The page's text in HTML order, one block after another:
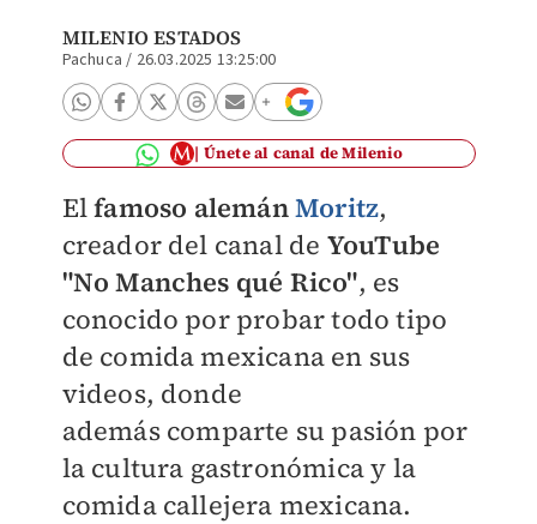
MILENIO ESTADOS
Pachuca / 26.03.2025 13:25:00
Únete al canal de Milenio
Elfamoso alemánMoritz,
creador del canal de YouTube
"No Manches qué Rico", es
conocido por probar todo tipo
de comida mexicana en sus
videos, donde
además comparte su pasión por
la cultura gastronómica y la
comida callejera mexicana.